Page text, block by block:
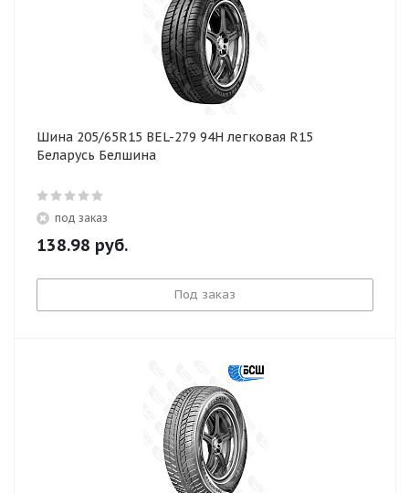
Шина 205/65R15 BEL-279 94H легковая R15
Беларусь Белшина
под заказ
138.98 руб.
Под заказ